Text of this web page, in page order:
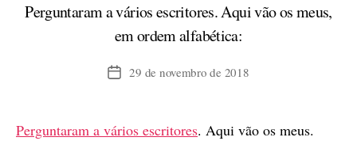
Perguntaram a vários escritores. Aqui vão os meus,
em ordem alfabética:
Data29 de novembro de 2018
Perguntaram a vários escritores. Aqui vão os meus.